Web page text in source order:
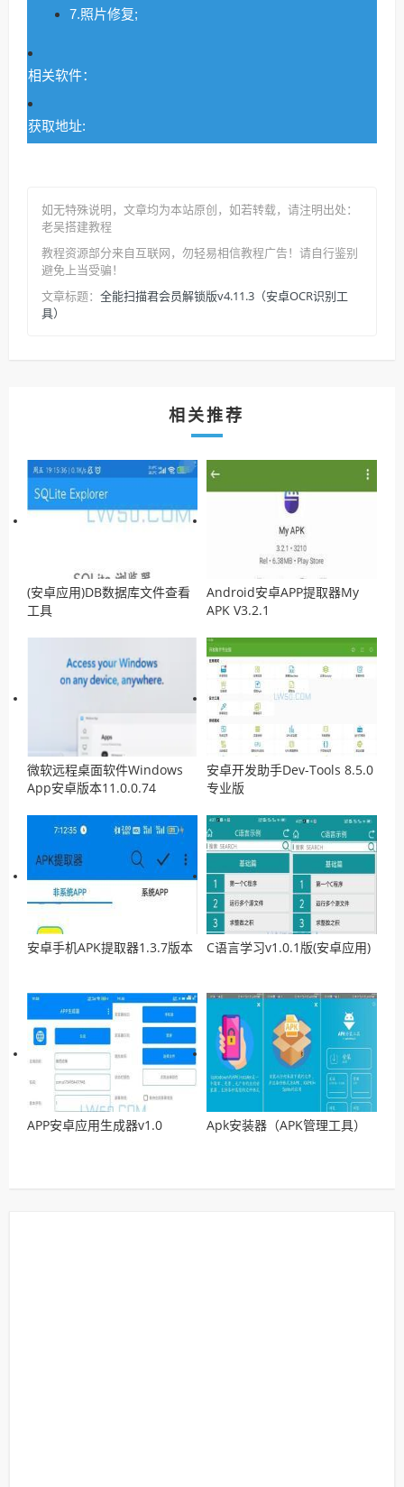
7.照片修复;
相关软件：
获取地址:
如无特殊说明，文章均为本站原创 ，如若转载，请注明出处：
老吴搭建教程
教程资源部分来自互联网，勿轻易相信教程广告！请自行鉴别
避免上当受骗！
文章标题： 全能扫描君会员解锁版v4.11.3（安卓OCR识别工
具）
相关推荐
(安卓应用)DB数据库文件查看
工具
Android安卓APP提取器My
APK V3.2.1
微软远程桌面软件Windows
App安卓版本11.0.0.74
安卓开发助手Dev-Tools 8.5.0
专业版
安卓手机APK提取器1.3.7版本 C语言学习v1.0.1版(安卓应用)
APP安卓应用生成器v1.0 Apk安装器（APK管理工具）